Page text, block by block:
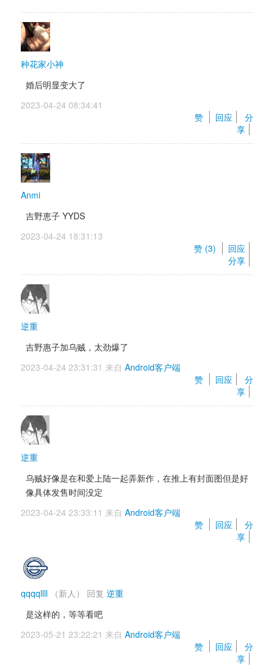
种花家小神
婚后明显变大了
2023-04-24 08:34:41
赞
回应
分
享
Anmi
吉野恵子 YYDS
2023-04-24 18:31:13
赞 (3)
回应
分享
逆重
吉野惠子加乌贼，太劲爆了
2023-04-24 23:31:31 来自 Android客户端
赞
回应
分
享
逆重
乌贼好像是在和爱上陆一起弄新作，在推上有封面图但是好
像具体发售时间没定
2023-04-24 23:33:11 来自 Android客户端
赞
回应
分
享
qqqqllll （新人） 回复 逆重
是这样的，等等看吧
2023-05-21 23:22:21 来自 Android客户端
赞
回应
分
享